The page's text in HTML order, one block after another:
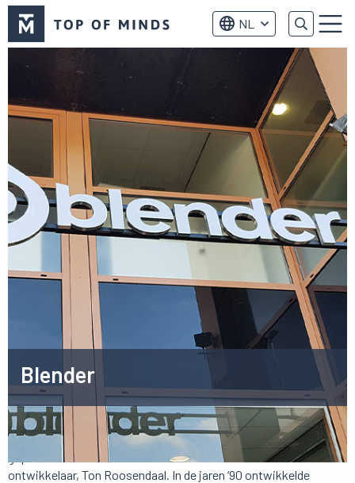
of
Minds
NL Menu
Blender
Blender is ontstaan uit de overtuiging en daadkracht van een
gepassioneerd ondernemer en autodidactisch software-
ontwikkelaar, Ton Roosendaal. In de jaren ‘90 ontwikkelde